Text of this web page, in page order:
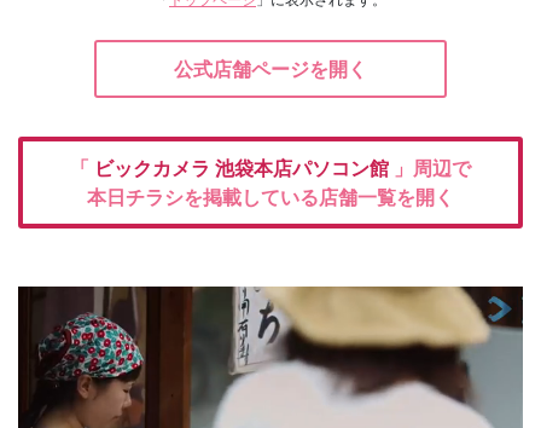
公式店舗ページを開く
「 ビックカメラ 池袋本店パソコン館 」周辺で
本日チラシを掲載している店舗一覧を開く